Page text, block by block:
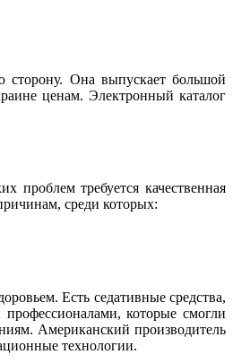
сторону. Она выпускает большой
ценам. Электронный каталог
проблем требуется качественная
среди которых:
Есть седативные средства,
которые смогли
Американский производитель
технологии.